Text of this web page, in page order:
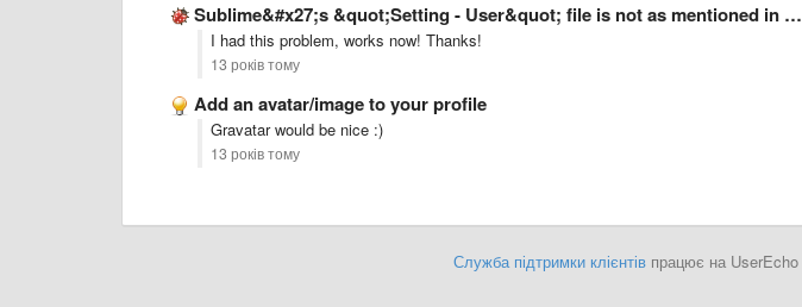
Sublime&#x27;s &quot;Setting - User&quot; file is not as mentioned in …
I had this problem, works now! Thanks!
13 років тому
Add an avatar/image to your profile
Gravatar would be nice :)
13 років тому
Служба підтримки клієнтівпрацює на UserEcho